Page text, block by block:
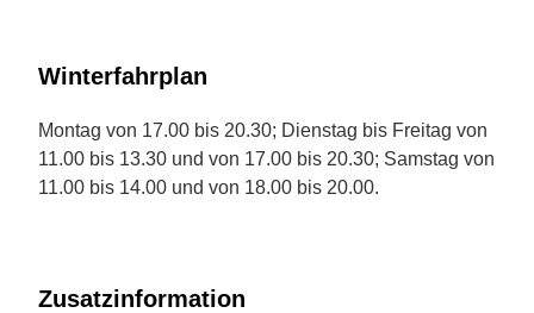
Winterfahrplan
Montag von 17.00 bis 20.30; Dienstag bis Freitag von
11.00 bis 13.30 und von 17.00 bis 20.30; Samstag von
11.00 bis 14.00 und von 18.00 bis 20.00.
Zusatzinformation